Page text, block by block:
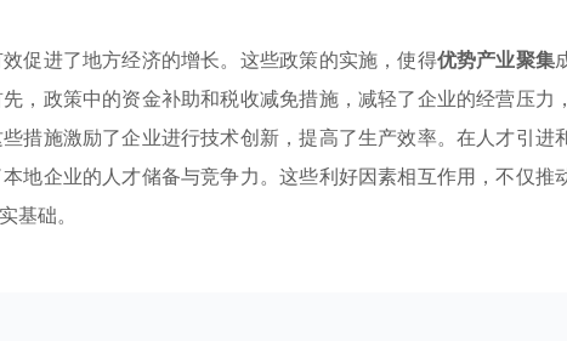
促进了地方经济的增长。这些政策的实施，使得优势产业聚集
，政策中的资金补助和税收减免措施，减轻了企业的经营压力，
措施激励了企业进行技术创新，提高了生产效率。在人才引进
地企业的人才储备与竞争力。这些利好因素相互作用，不仅推
基础。